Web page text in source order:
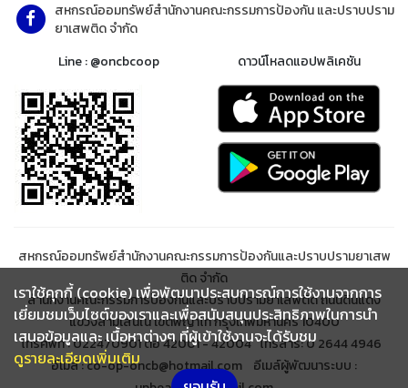
สหกรณ์ออมทรัพย์สำนักงานคณะกรรมการป้องกัน และปราบปราม
ยาเสพติด จำกัด
Line : @oncbcoop
ดาวน์โหลดแอปพลิเคชัน
สหกรณ์ออมทรัพย์สำนักงานคณะกรรมการป้องกันและปราบปรามยาเสพ
ติด จำกัด
สำนักงานคณะกรรมการป้องกันและปราบปรามยาเสพติด ถนนดินแดง
แขวงสามเสนใน เขตพญาไท กรุงเทพมหานคร 10400
โทรศัพท์ : 022470901 ต่อ 42001 - 42004 โทรสาร: 0 2644 4946
อีเมล์ : co-op-oncb@hotmail.com อีเมล์ผู้พัฒนาระบบ :
เราใช้คุกกี้ (cookie) เพื่อพัฒนาประสบการณ์การใช้งานจากการ
เยี่ยมชมเว็บไซต์ของเราและเพื่อสนับสนุนประสิทธิภาพในการนำ
เสนอข้อมูลและ เนื้อหาต่างๆ ที่ผู้เข้าใช้งานจะได้รับชม
ดูรายละเอียดเพิ่มเติม